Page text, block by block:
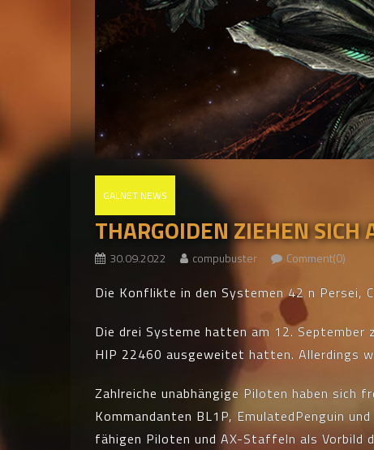
GALNET NEWS
THARGOIDEN ZIEHEN SICH
30.09.2022 compubuster Comment(0)
Die Konflikte in den Systemen 42 n Persei,
Die drei Systeme hatten am 12.
HIP 22460 ausgeweitet hatten. Allerdings
Zahlreiche unabhängige Piloten haben sich
Kommandanten BL1P, EmulatedPenguin
fähigen Piloten und AX-Staffeln als Vorbild